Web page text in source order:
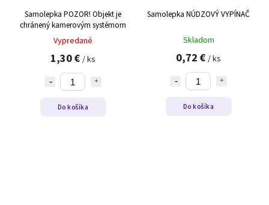
Samolepka POZOR! Objekt je
chránený kamerovým systémom
Vypredané
1,30 € / ks
Do košíka
Samolepka NÚDZOVÝ VYPÍNAČ
Skladom
0,72 € / ks
Do košíka